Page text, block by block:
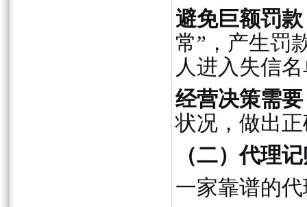
避免巨额罚款
常”，产生罚
人进入失信
经营决策需要
状况，做出
（二）代理
一家靠谱的